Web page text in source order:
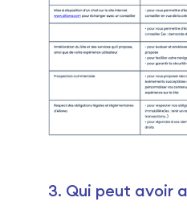
3. Qui peut avoir